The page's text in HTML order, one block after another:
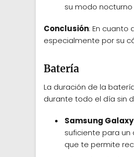
su modo
Conclusión: En cuanto
especialmente por su
Batería
La duración de la
durante todo el día sin
Samsung Galaxy
suficiente para
que te permite